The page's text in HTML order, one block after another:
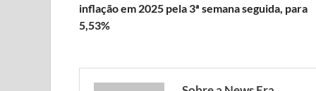
inflação em 2025 pela 3ª semana seguida, para
5,53%